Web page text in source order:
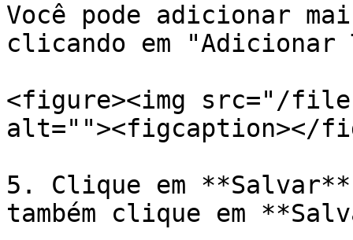
Você pode adicionar
clicando em "Adicionar
<figure><img src="/files/
alt=""><figcaption></
5. Clique em
também clique em